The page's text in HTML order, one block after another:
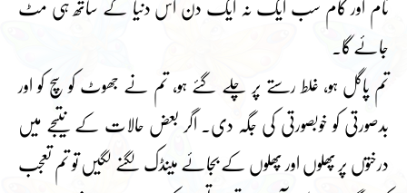
نام اور کام سب ایک نہ ایک دن اس دنیا کے ساتھ ہی مٹ
جائے گا۔
تم پاگل ہو، غلط رستے پر چلے گئے ہو، تم نے جھوٹ کو سچ کو اور
بدصورتی کو خوبصورتی کی جگہ دی۔ اگر بعض حالات کے نتیجے میں
درختوں پر پھلوں اور پھلوں کے بجائے مینڈک لگنے لگیں تو تم تعجب